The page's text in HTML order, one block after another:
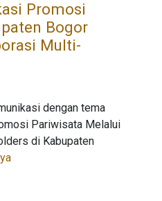
Promosi
Bogor
Multi-
dengan tema
Pariwisata Melalui
di Kabupaten